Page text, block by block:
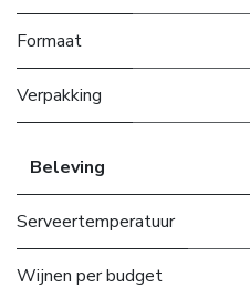
Formaat
Verpakking
Beleving
Serveertemperatuur
Wijnen per budget